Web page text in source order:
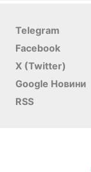
Telegram
Facebook
X (Twitter)
Google Новини
RSS